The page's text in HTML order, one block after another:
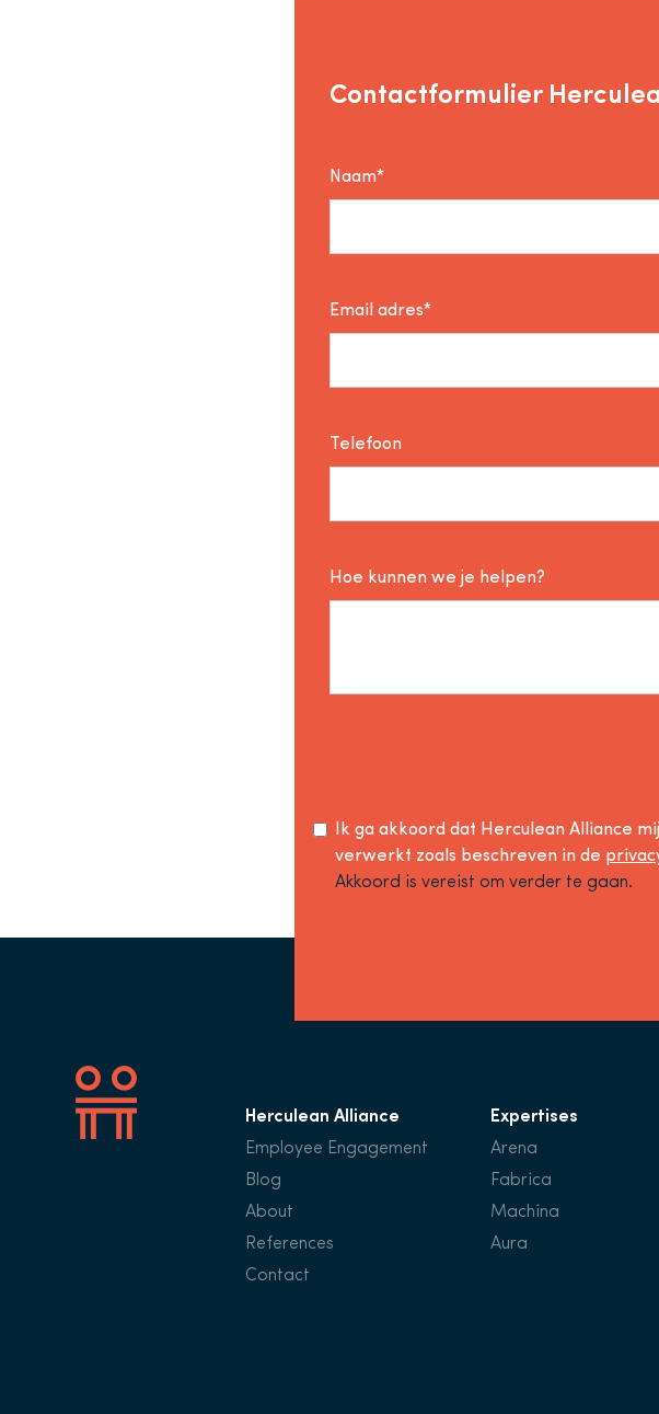
Contactformulier
Naam*
Email adres*
Telefoon
Hoe kunnen we je helpen?
Ik ga akkoord dat Herculean Alliance
verwerkt zoals beschreven in de
Akkoord is vereist om verder te gaan.
Herculean Alliance
Employee Engagement
Blog
About
References
Contact
Expertises
Arena
Fabrica
Machina
Aura